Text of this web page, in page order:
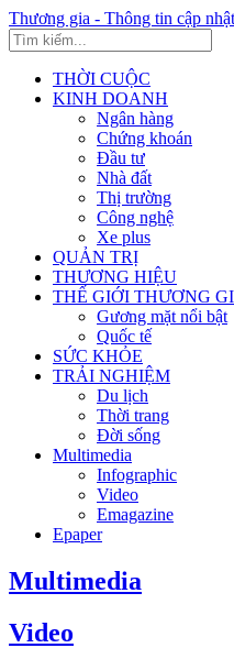
Thương gia - Thông tin cập
THỜI CUỘC
KINH DOANH
Ngân hàng
Chứng khoán
Đầu tư
Nhà đất
Thị trường
Công nghệ
Xe plus
QUẢN TRỊ
THƯƠNG HIỆU
THẾ GIỚI THƯƠNG
Gương mặt nổi bật
Quốc tế
SỨC KHỎE
TRẢI NGHIỆM
Du lịch
Thời trang
Đời sống
Multimedia
Infographic
Video
Emagazine
Epaper
Multimedia
Video